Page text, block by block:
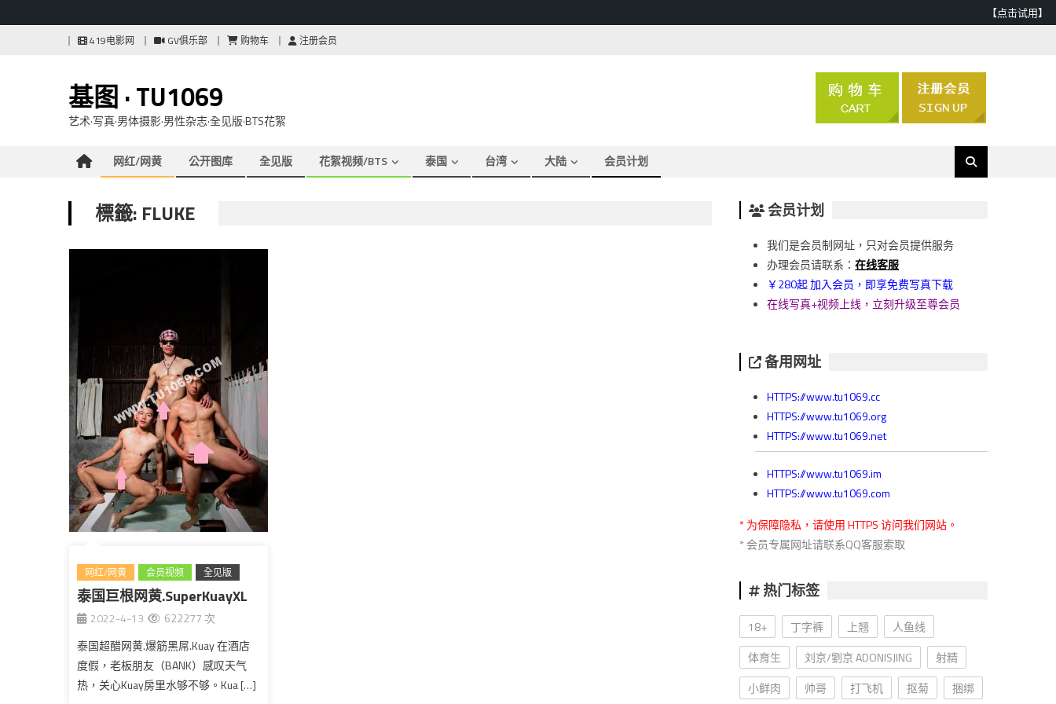
【点击试用】
419电影网 GV俱乐部 购物车 注册会员
基图 · TU1069
艺术·写真·男体摄影·男性杂志·全见版·BTS花絮
网红/网黄 公开图库 全见版 花絮视频/BTS 泰国 台湾 大陆 会员计划
標籤: FLUKE
网红/网黄 会员视频
全见版
泰国
泰国巨根网黄.SuperKuayXL
联名BANK
2022-4-13
622277 次
泰国超醋网黄.爆筋黑屌.Kuay 在酒店
度假，老板朋友（BANK）感叹天气
热，关心Kuay房里水够不够。Kua […]
会员计划
我们是会员制网址，只对会员提供服务
办理会员请联系：在线客服
￥280起 加入会员，即享免费写真下载
在线写真+视频上线，立刻升级至尊会员
备用网址
HTTPS://www.tu1069.cc
HTTPS://www.tu1069.org
HTTPS://www.tu1069.net
HTTPS://www.tu1069.im
HTTPS://www.tu1069.com
* 为保障隐私，请使用 HTTPS 访问我们网站。
* 会员专属网址请联系QQ客服索取
热门标签
18+ 丁字裤 上翘
人鱼线
体育生
刘京/劉京 ADONISJING
射精
小鲜肉
帅哥 打飞机 抠菊 捆绑